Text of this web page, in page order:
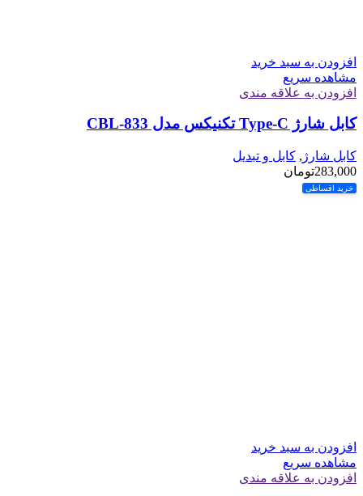
افزودن به سبد خرید
مشاهده سریع
افزودن به علاقه مندی
کابل شارژ Type-C تکنیکس مدل CBL-833
کابل شارژ , کابل و تبدیل
283,000تومان
خرید اقساطی
افزودن به سبد خرید
مشاهده سریع
افزودن به علاقه مندی